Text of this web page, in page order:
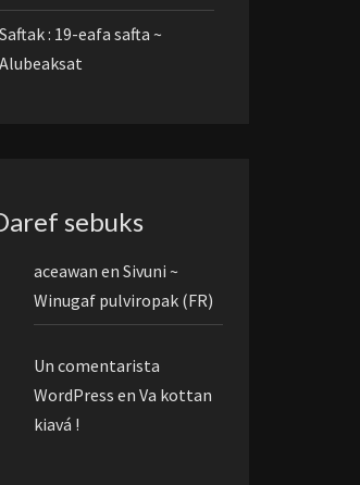
Saftak : 19-eafa safta ~
Alubeaksat
sebuks
aceawan en Sivuni ~
Winugaf pulviropak (FR)
Un comentarista
WordPress en Va kottan
kiavá !